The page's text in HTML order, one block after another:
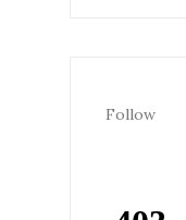
Follow